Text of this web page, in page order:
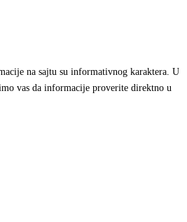
na sajtu su informativnog karaktera. U
vas da informacije proverite direktno u